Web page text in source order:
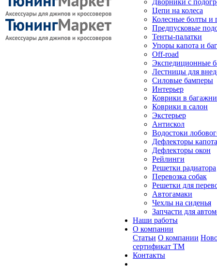
Дворники с
Цепи на колеса
Колесные болты и
Предпусковые
Тенты-палатки
Упоры капота и
Off-road
Экспедиционные
Лестницы для
Силовые бамперы
Интерьер
Коврики в
Коврики в салон
Экстерьер
Антискол
Водостоки
Дефлекторы капота
Дефлекторы окон
Рейлинги
Решетки радиатора
Перевозка собак
Решетки для
Автогамаки
Чехлы на сиденья
Запчасти для
Наши работы
О компании
Статьи О компании
сертификат ТМ
Контакты